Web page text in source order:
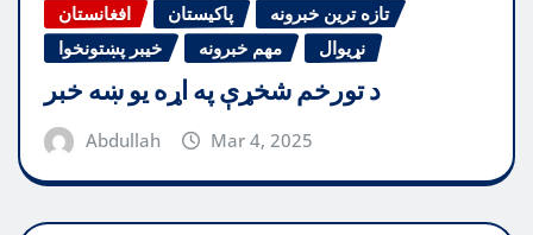
افغانستان پاکیستان
تازه ترین خبرونه
خیبر پښتونخوا
مهم خبرونه نړیوال
د تورخم شخړې په اړه یو ښه خبر
Abdullah Mar 4, 2025